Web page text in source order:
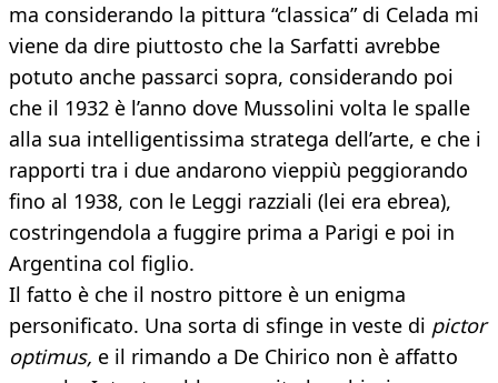
ma considerando la pittura “classica” di Celada mi
viene da dire piuttosto che la Sarfatti avrebbe
potuto anche passarci sopra, considerando poi
che il 1932 è l’anno dove Mussolini volta le spalle
alla sua intelligentissima stratega dell’arte, e che i
rapporti tra i due andarono vieppiù peggiorando
fino al 1938, con le Leggi razziali (lei era ebrea),
costringendola a fuggire prima a Parigi e poi in
Argentina col figlio.
Il fatto è che il nostro pittore è un enigma
personificato. Una sorta di sfinge in veste di pictor
optimus, e il rimando a De Chirico non è affatto